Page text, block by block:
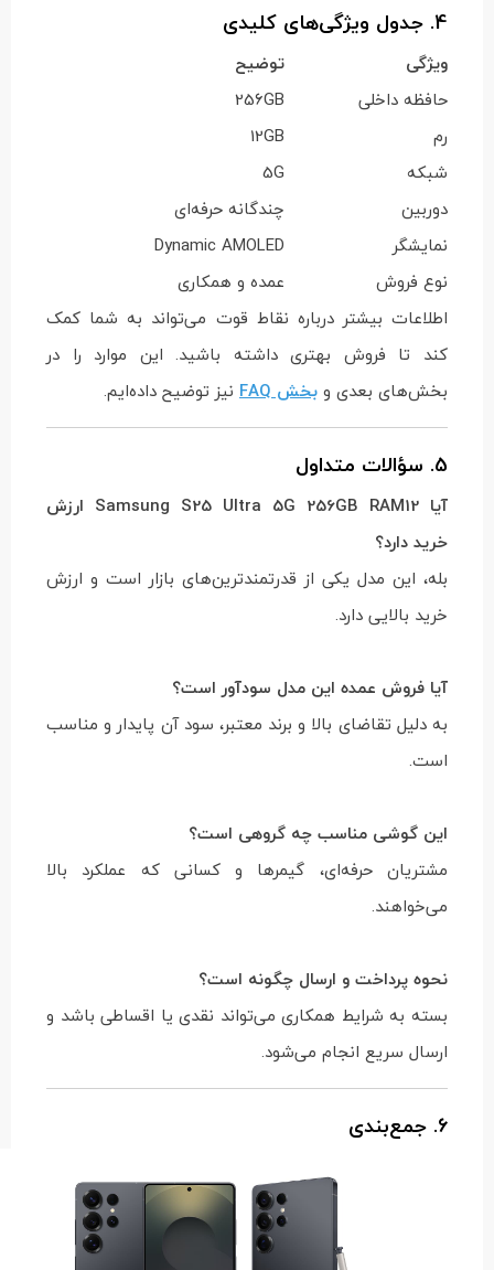
4. جدول ویژگی‌های کلیدی
ویژگی
توضیح
حافظه داخلی
256GB
رم
12GB
شبکه
5G
دوربین
چندگانه حرفه‌ای
نمایشگر
Dynamic AMOLED
نوع فروش
عمده و همکاری
اطلاعات بیشتر درباره نقاط قوت می‌تواند به شما کمک
کند تا فروش بهتری داشته باشید. این موارد را در
بخش‌های بعدی وبخش FAQ نیز توضیح داده‌ایم.
5. سؤالات متداول
آیا Samsung S25 Ultra 5G 256GB RAM12 ارزش
خرید دارد؟
بله، این مدل یکی از قدرتمندترین‌های بازار است و ارزش
خرید بالایی دارد.
آیا فروش عمده این مدل سودآور است؟
به دلیل تقاضای بالا و برند معتبر، سود آن پایدار و مناسب
است.
این گوشی مناسب چه گروهی است؟
مشتریان حرفه‌ای، گیمرها و کسانی که عملکرد بالا
می‌خواهند.
نحوه پرداخت و ارسال چگونه است؟
بسته به شرایط همکاری می‌تواند نقدی یا اقساطی باشد و
ارسال سریع انجام می‌شود.
6. جمع‌بندی